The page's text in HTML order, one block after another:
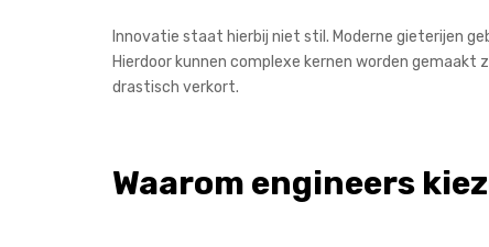
Innovatie staat hierbij niet stil. Moderne gieterijen
Hierdoor kunnen complexe kernen worden
drastisch verkort.
Waarom engineers